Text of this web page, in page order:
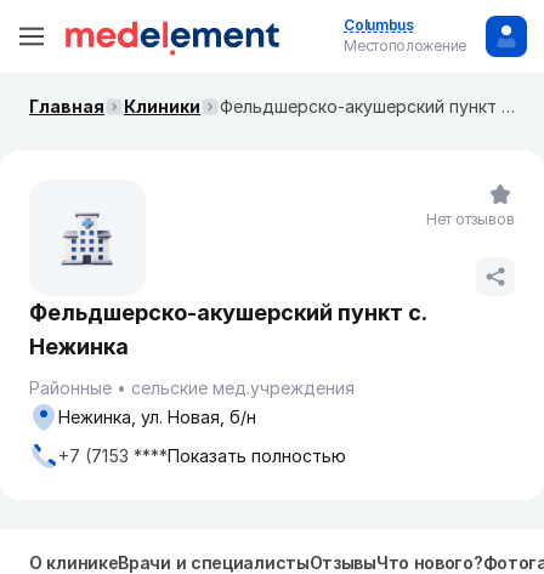
Columbus
Местоположение
Главная Клиники Фельдшерско-акушерский пункт с. Нежинка
Фельдшерско-акушерский пункт с.
Нежинка
Районные
сельские мед.учреждения
Нежинка, ул. Новая, б/н
+7 (7153 ****Показать полностью
Нет отзывов
О клиникеВрачи и специалистыОтзывыЧто нового?